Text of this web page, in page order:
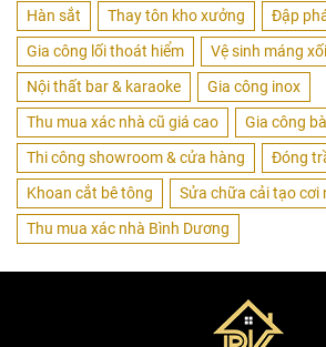
Hàn sắt Thay tôn kho xưởng
Đập
Gia công lối thoát hiểm
Vệ sinh máng xối
Nội thất bar & karaoke
Gia công inox
Thu mua xác nhà cũ giá cao
Gia công
Thi công showroom & cửa hàng
Đóng
Khoan cắt bê tông
Sửa chữa cải tạo cơi
Thu mua xác nhà Bình Dương